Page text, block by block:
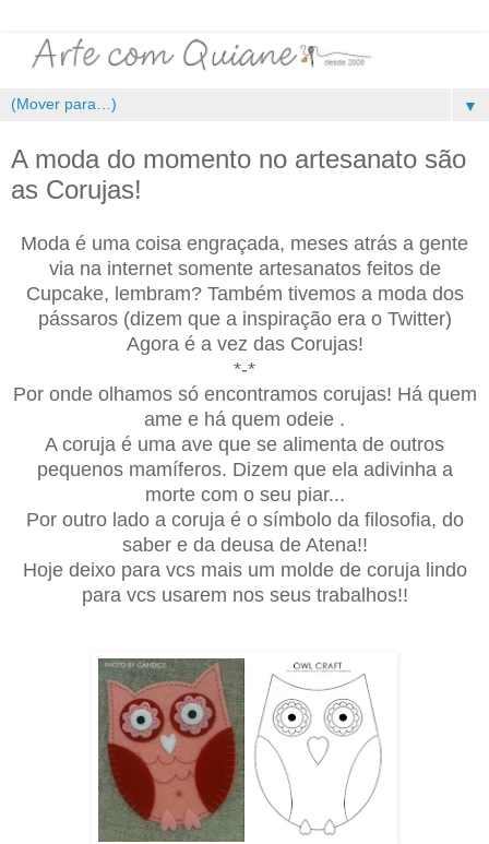
▼
A moda do momento no artesanato são
as Corujas!
Moda é uma coisa engraçada, meses atrás a gente
via na internet somente artesanatos feitos de
Cupcake, lembram? Também tivemos a moda dos
pássaros (dizem que a inspiração era o Twitter)
Agora é a vez das Corujas!
*-*
Por onde olhamos só encontramos corujas! Há quem
ame e há quem odeie .
A coruja é uma ave que se alimenta de outros
pequenos mamíferos. Dizem que ela adivinha a
morte com o seu piar...
Por outro lado a coruja é o símbolo da filosofia, do
saber e da deusa de Atena!!
Hoje deixo para vcs mais um molde de coruja lindo
para vcs usarem nos seus trabalhos!!